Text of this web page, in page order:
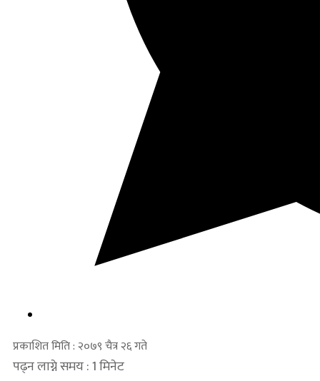
प्रकाशित मिति : २०७९ चैत्र २६ गते
पढ्न लाग्ने समय : 1 मिनेट